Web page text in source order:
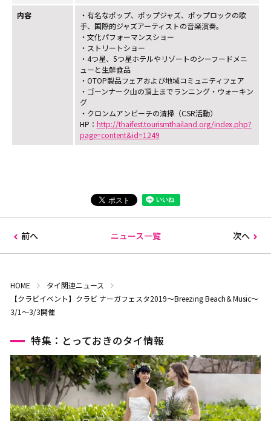
内容
・有名なポップ、ポップジャズ、ポップロックの歌
手、国際的ジャズアーティストの音楽演奏。
・文化パフォーマンスショー
・ストリートショー
・4つ星、5つ星ホテルやリゾートのシーフードメニ
ューと生鮮食品
・OTOP製品フェアおよび地域コミュニティフェア
・ゴーンナーク山の頂上までランニング・ウォーキン
グ
・クロンムアンビーチの清掃（CSR活動）
HP： http://thaifest.tourismthailand.org/index.php?
page=content&id=1249
前へ ニュース一覧 次へ
HOME
タイ関連ニュース
【クラビイベント】クラビ ナーガフェスタ2019～Breezing Beach＆Music～
3/1～3/3開催
特集：とっておきのタイ情報